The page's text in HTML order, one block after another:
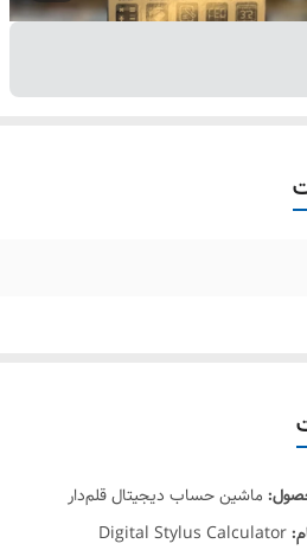
ماشین حساب دیجیتال قلم‌دار